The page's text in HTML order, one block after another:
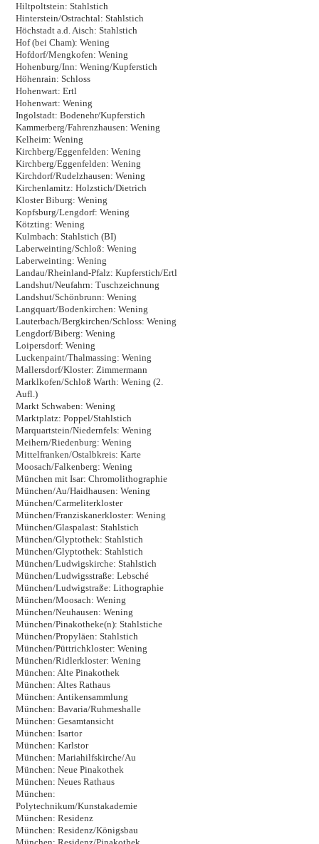
Hiltpoltstein: Stahlstich
Hinterstein/Ostrachtal: Stahlstich
Höchstadt a.d. Aisch: Stahlstich
Hof (bei Cham): Wening
Hofdorf/Mengkofen: Wening
Hohenburg/Inn: Wening/Kupferstich
Höhenrain: Schloss
Hohenwart: Ertl
Hohenwart: Wening
Ingolstadt: Bodenehr/Kupferstich
Kammerberg/Fahrenzhausen: Wening
Kelheim: Wening
Kirchberg/Eggenfelden: Wening
Kirchberg/Eggenfelden: Wening
Kirchdorf/Rudelzhausen: Wening
Kirchenlamitz: Holzstich/Dietrich
Kloster Biburg: Wening
Kopfsburg/Lengdorf: Wening
Kötzting: Wening
Kulmbach: Stahlstich (BI)
Laberweinting/Schloß: Wening
Laberweinting: Wening
Landau/Rheinland-Pfalz: Kupferstich/Ertl
Landshut/Neufahrn: Tuschzeichnung
Landshut/Schönbrunn: Wening
Langquart/Bodenkirchen: Wening
Lauterbach/Bergkirchen/Schloss: Wening
Lengdorf/Biberg: Wening
Loipersdorf: Wening
Luckenpaint/Thalmassing: Wening
Mallersdorf/Kloster: Zimmermann
Marklkofen/Schloß Warth: Wening (2.
Aufl.)
Markt Schwaben: Wening
Marktplatz: Poppel/Stahlstich
Marquartstein/Niedernfels: Wening
Meihern/Riedenburg: Wening
Mittelfranken/Ostalbkreis: Karte
Moosach/Falkenberg: Wening
München mit Isar: Chromolithographie
München/Au/Haidhausen: Wening
München/Carmeliterkloster
München/Franziskanerkloster: Wening
München/Glaspalast: Stahlstich
München/Glyptothek: Stahlstich
München/Glyptothek: Stahlstich
München/Ludwigskirche: Stahlstich
München/Ludwigsstraße: Lebsché
München/Ludwigstraße: Lithographie
München/Moosach: Wening
München/Neuhausen: Wening
München/Pinakotheke(n): Stahlstiche
München/Propyläen: Stahlstich
München/Püttrichkloster: Wening
München/Ridlerkloster: Wening
München: Alte Pinakothek
München: Altes Rathaus
München: Antikensammlung
München: Bavaria/Ruhmeshalle
München: Gesamtansicht
München: Isartor
München: Karlstor
München: Mariahilfskirche/Au
München: Neue Pinakothek
München: Neues Rathaus
München:
Polytechnikum/Kunstakademie
München: Residenz
München: Residenz/Königsbau